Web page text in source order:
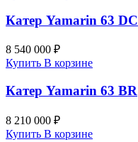
Катер Yamarin 63 DC
8 540 000 ₽
Купить В корзине
Катер Yamarin 63 BR
8 210 000 ₽
Купить В корзине